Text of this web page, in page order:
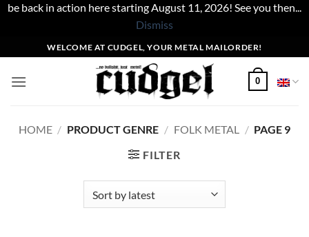
be back in action here starting August 11, 2026! See you then...
Dismiss
to
content
WELCOME AT CUDGEL, YOUR METAL MAILORDER!
0
HOME / PRODUCT GENRE / FOLK METAL / PAGE 9
FILTER